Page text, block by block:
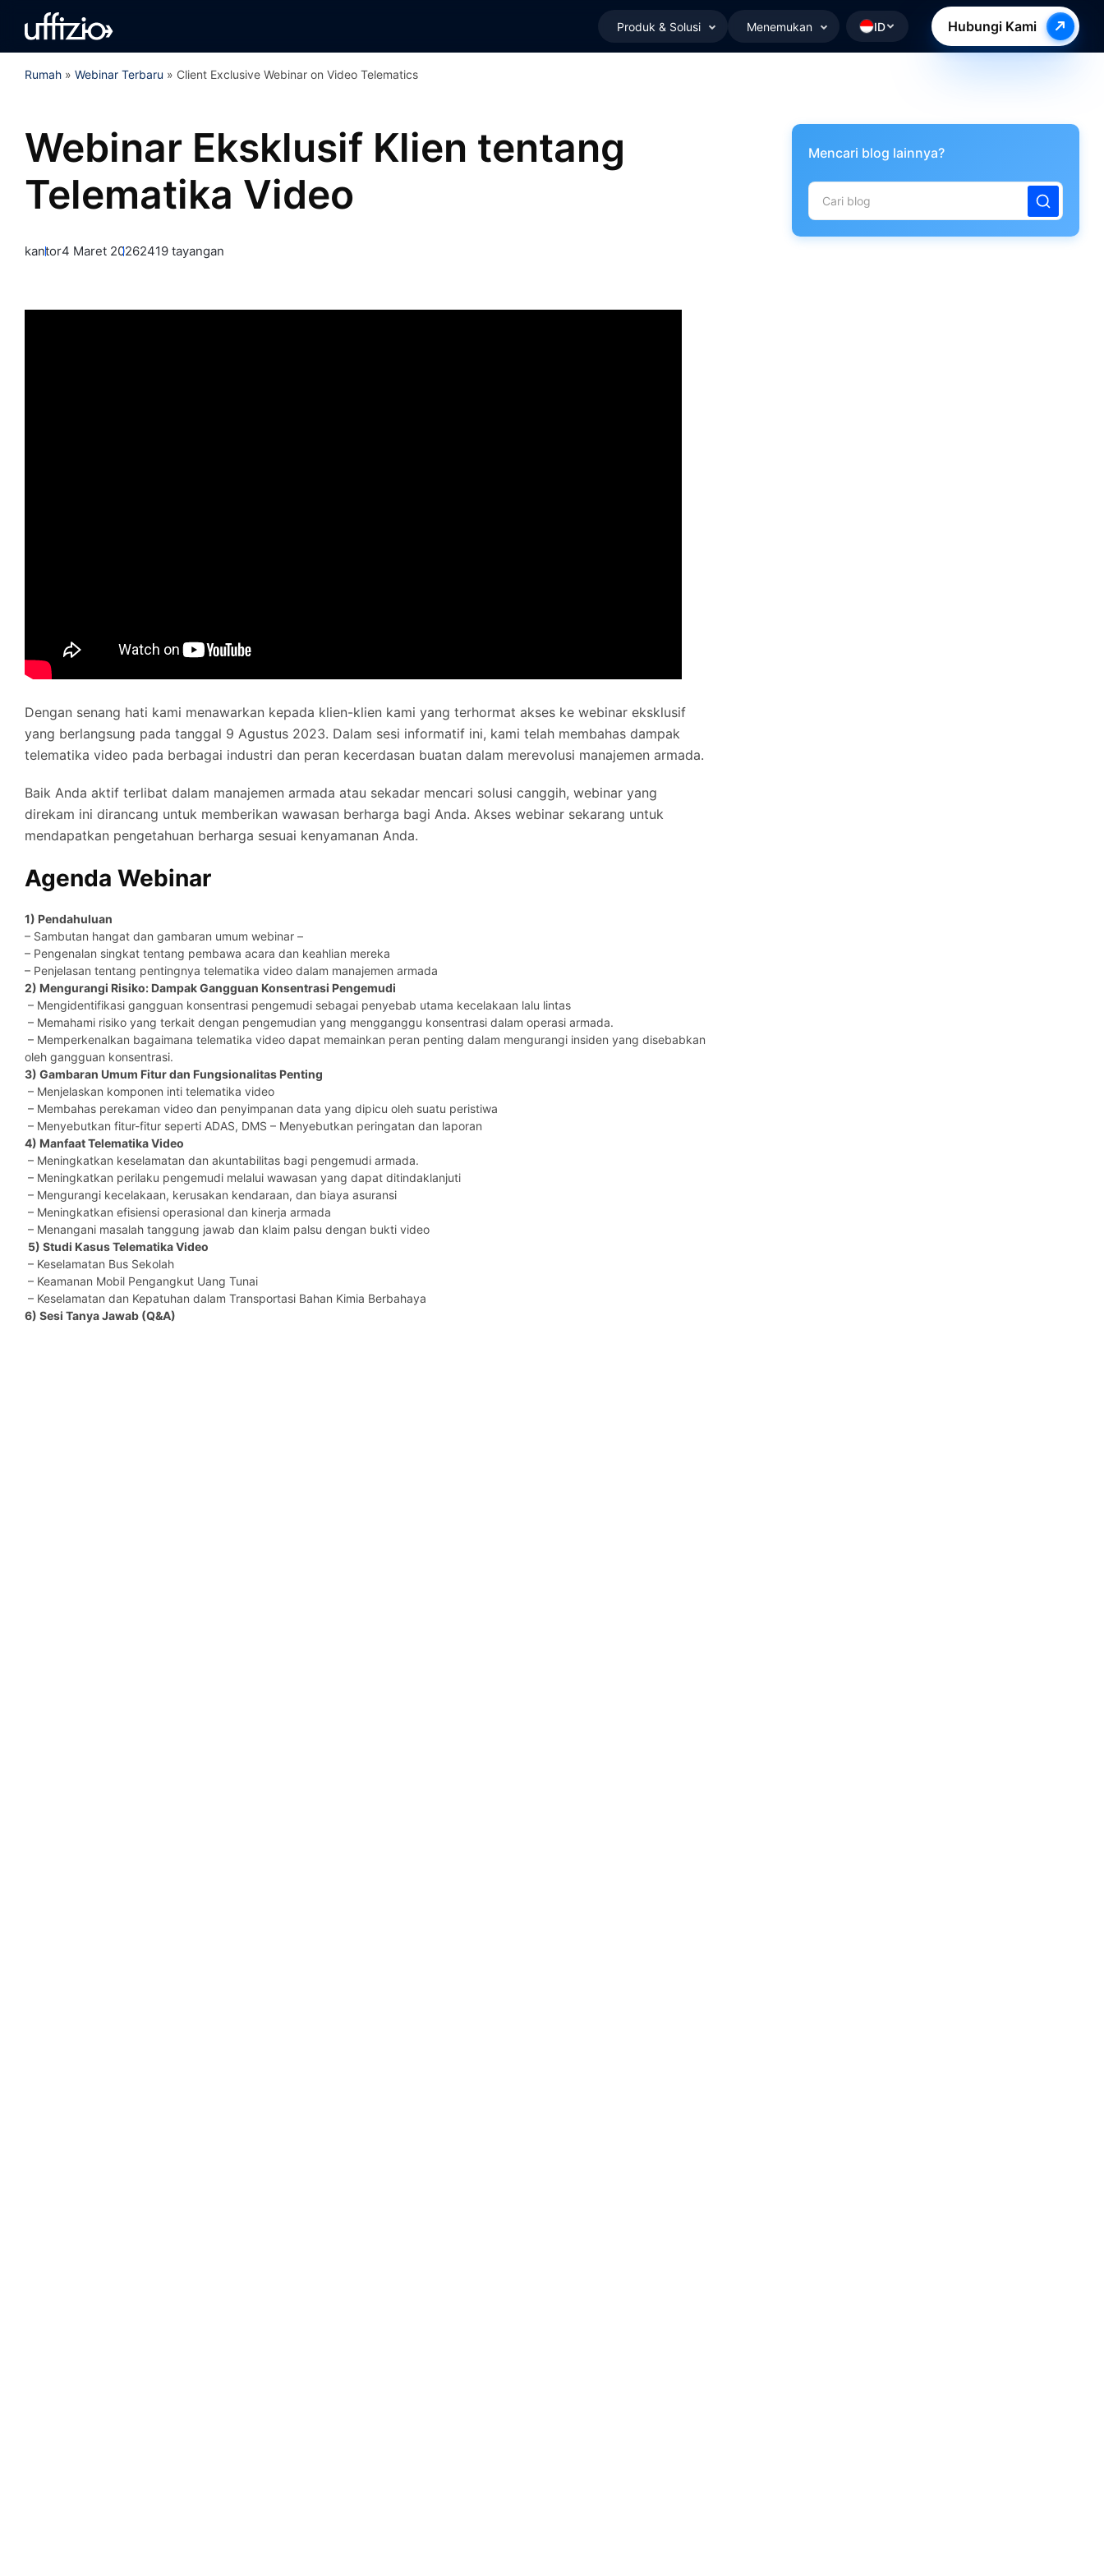
Produk & Solusi Menemukan ID Hubungi Kami
Rumah » Webinar Terbaru » Client Exclusive Webinar on Video Telematics
Webinar Eksklusif Klien tentang
Telematika Video
kantor4 Maret 20262419 tayangan
Dengan senang hati kami menawarkan kepada klien-klien kami yang terhormat akses ke webinar eksklusif
yang berlangsung pada tanggal 9 Agustus 2023. Dalam sesi informatif ini, kami telah membahas dampak
telematika video pada berbagai industri dan peran kecerdasan buatan dalam merevolusi manajemen armada.
Baik Anda aktif terlibat dalam manajemen armada atau sekadar mencari solusi canggih, webinar yang
direkam ini dirancang untuk memberikan wawasan berharga bagi Anda. Akses webinar sekarang untuk
mendapatkan pengetahuan berharga sesuai kenyamanan Anda.
Agenda Webinar
1) Pendahuluan
– Sambutan hangat dan gambaran umum webinar –
– Pengenalan singkat tentang pembawa acara dan keahlian mereka
– Penjelasan tentang pentingnya telematika video dalam manajemen armada
2) Mengurangi Risiko: Dampak Gangguan Konsentrasi Pengemudi
– Mengidentifikasi gangguan konsentrasi pengemudi sebagai penyebab utama kecelakaan lalu lintas
– Memahami risiko yang terkait dengan pengemudian yang mengganggu konsentrasi dalam operasi armada.
– Memperkenalkan bagaimana telematika video dapat memainkan peran penting dalam mengurangi insiden yang disebabkan
oleh gangguan konsentrasi.
3) Gambaran Umum Fitur dan Fungsionalitas Penting
– Menjelaskan komponen inti telematika video
– Membahas perekaman video dan penyimpanan data yang dipicu oleh suatu peristiwa
– Menyebutkan fitur-fitur seperti ADAS, DMS – Menyebutkan peringatan dan laporan
4) Manfaat Telematika Video
– Meningkatkan keselamatan dan akuntabilitas bagi pengemudi armada.
– Meningkatkan perilaku pengemudi melalui wawasan yang dapat ditindaklanjuti
– Mengurangi kecelakaan, kerusakan kendaraan, dan biaya asuransi
– Meningkatkan efisiensi operasional dan kinerja armada
– Menangani masalah tanggung jawab dan klaim palsu dengan bukti video
5) Studi Kasus Telematika Video
– Keselamatan Bus Sekolah
– Keamanan Mobil Pengangkut Uang Tunai
– Keselamatan dan Kepatuhan dalam Transportasi Bahan Kimia Berbahaya
6) Sesi Tanya Jawab (Q&A)
Mencari blog lainnya?